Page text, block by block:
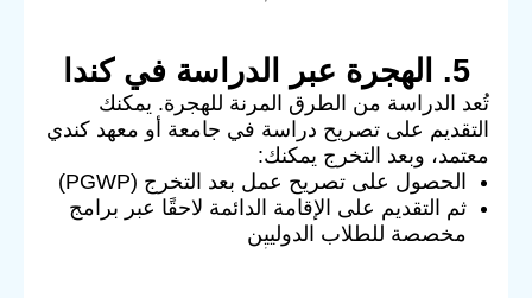
5. الهجرة عبر الدراسة في كندا
تُعد الدراسة من الطرق المرنة للهجرة. يمكنك
التقديم على تصريح دراسة في جامعة أو معهد كندي
معتمد، وبعد التخرج يمكنك:
الحصول على تصريح عمل بعد التخرج (PGWP)
ثم التقديم على الإقامة الدائمة لاحقًا عبر برامج
مخصصة للطلاب الدوليين